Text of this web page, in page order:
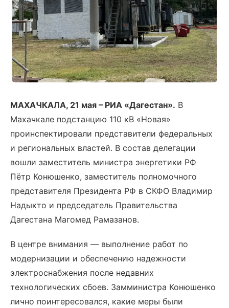
МАХАЧКАЛА, 21 мая – РИА «Дагестан». В
Махачкале подстанцию 110 кВ «Новая»
проинспектировали представители федеральных
и региональных властей. В состав делегации
вошли заместитель министра энергетики РФ
Пётр Конюшенко, заместитель полномочного
представителя Президента РФ в СКФО Владимир
Надыкто и председатель Правительства
Дагестана Магомед Рамазанов.
В центре внимания — выполнение работ по
модернизации и обеспечению надежности
электроснабжения после недавних
технологических сбоев. Замминистра Конюшенко
лично поинтересовался, какие меры были